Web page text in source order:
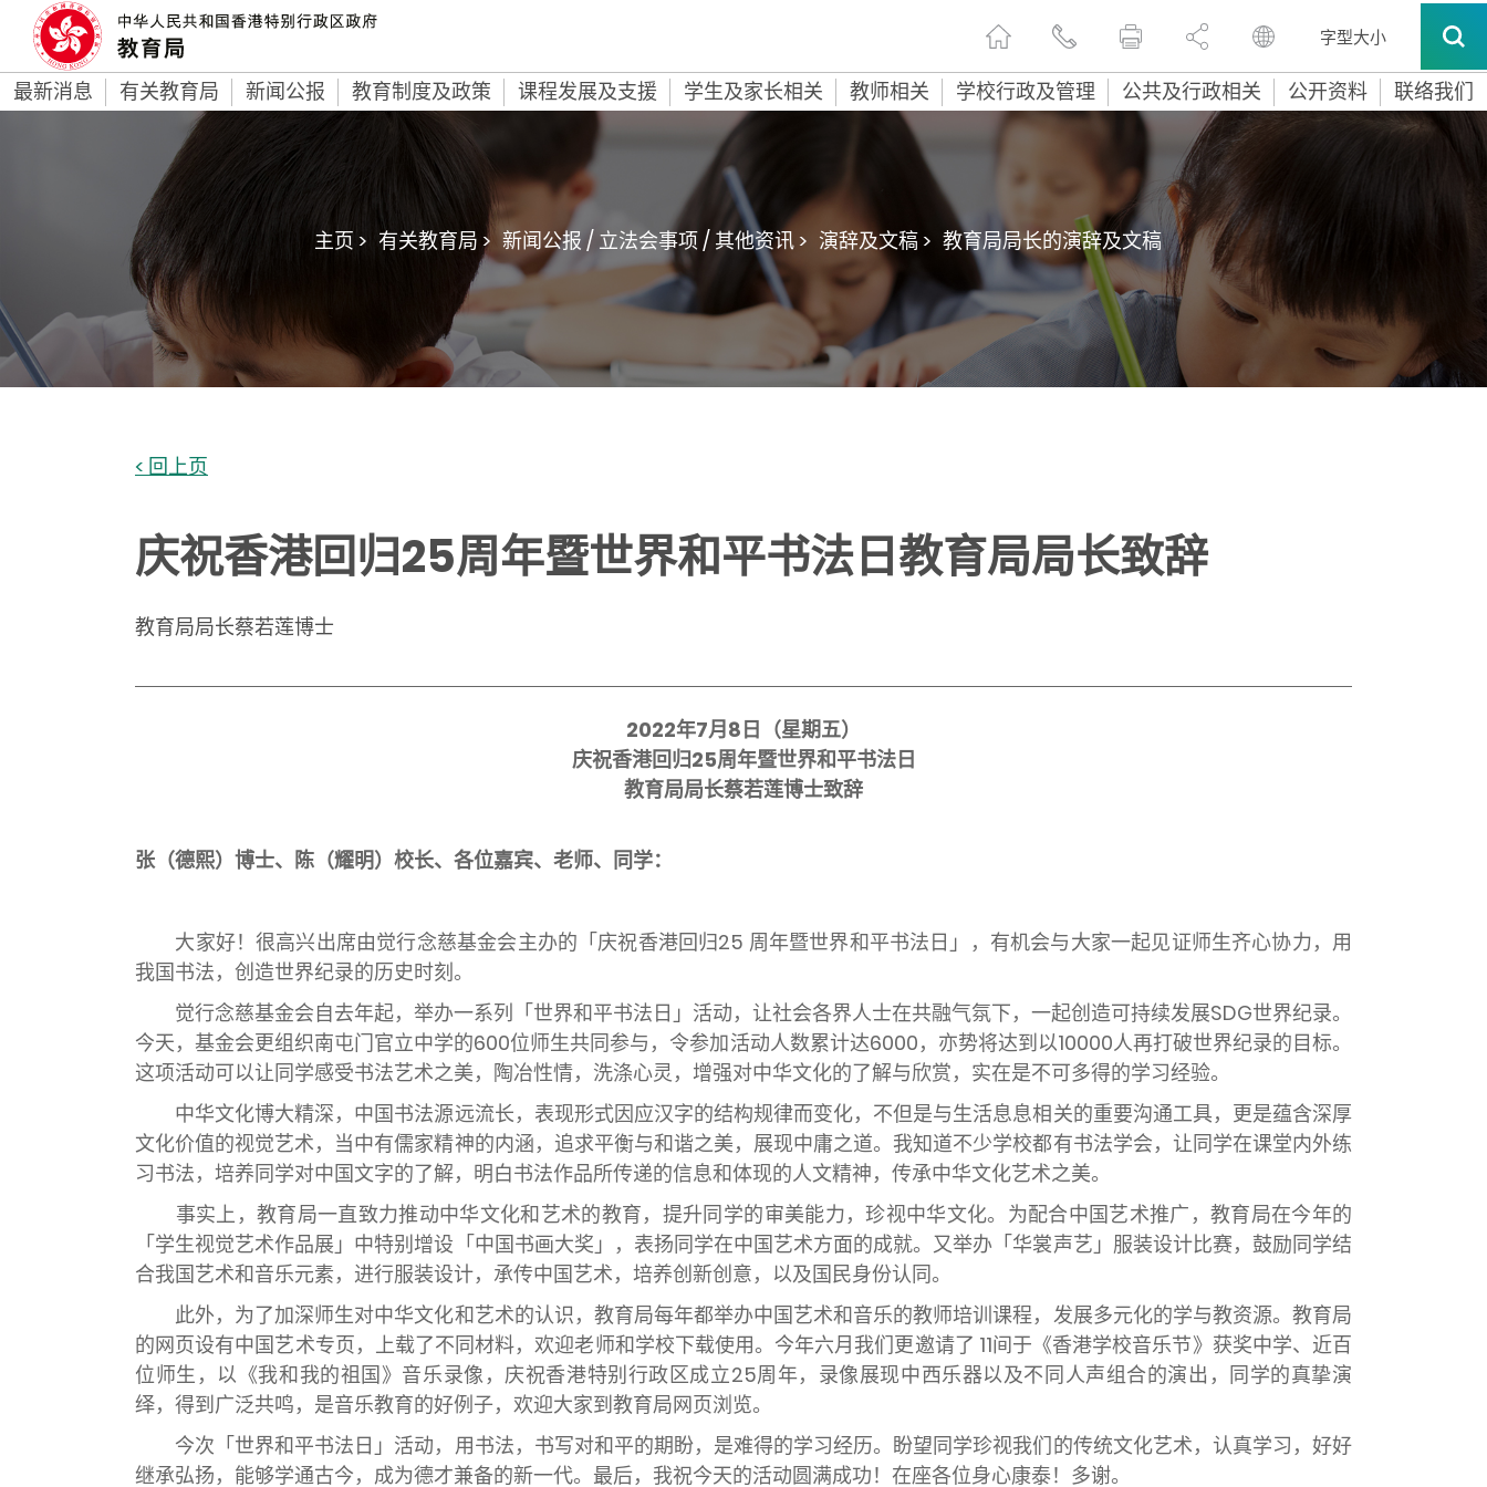
字型大小
最新消息 有关教育局 新闻公报 教育制度及政策 课程发展及支援 学生及家长相关 教师相关 学校行政及管理 公共及行政相关 公开资料 联络我们
主页 > 有关教育局 > 新闻公报 / 立法会事项 / 其他资讯 > 演辞及文稿 > 教育局局长的演辞及文稿
< 回上页
庆祝香港回归25周年暨世界和平书法日教育局局长致辞
教育局局长蔡若莲博士
2022年7月8日（星期五）
庆祝香港回归25周年暨世界和平书法日
教育局局长蔡若莲博士致辞
张（德熙）博士、陈（耀明）校长、各位嘉宾、老师、同学：
大家好！很高兴出席由觉行念慈基金会主办的「庆祝香港回归25 周年暨世界和平书法日」，有机会与大家一起见证师生齐心协力，用
我国书法，创造世界纪录的历史时刻。
觉行念慈基金会自去年起，举办一系列「世界和平书法日」活动，让社会各界人士在共融气氛下，一起创造可持续发展SDG世界纪录。
今天，基金会更组织南屯门官立中学的600位师生共同参与，令参加活动人数累计达6000，亦势将达到以10000人再打破世界纪录的目标。
这项活动可以让同学感受书法艺术之美，陶冶性情，洗涤心灵，增强对中华文化的了解与欣赏，实在是不可多得的学习经验。
中华文化博大精深，中国书法源远流长，表现形式因应汉字的结构规律而变化，不但是与生活息息相关的重要沟通工具，更是蕴含深厚
文化价值的视觉艺术，当中有儒家精神的内涵，追求平衡与和谐之美，展现中庸之道。我知道不少学校都有书法学会，让同学在课堂内外练
习书法，培养同学对中国文字的了解，明白书法作品所传递的信息和体现的人文精神，传承中华文化艺术之美。
事实上，教育局一直致力推动中华文化和艺术的教育，提升同学的审美能力，珍视中华文化。为配合中国艺术推广，教育局在今年的
「学生视觉艺术作品展」中特别增设「中国书画大奖」，表扬同学在中国艺术方面的成就。又举办「华裳声艺」服装设计比赛，鼓励同学结
合我国艺术和音乐元素，进行服装设计，承传中国艺术，培养创新创意，以及国民身份认同。
此外，为了加深师生对中华文化和艺术的认识，教育局每年都举办中国艺术和音乐的教师培训课程，发展多元化的学与教资源。教育局
的网页设有中国艺术专页，上载了不同材料，欢迎老师和学校下载使用。今年六月我们更邀请了 11间于《香港学校音乐节》获奖中学、近百
位师生，以《我和我的祖国》音乐录像，庆祝香港特别行政区成立25周年，录像展现中西乐器以及不同人声组合的演出，同学的真挚演
绎，得到广泛共鸣，是音乐教育的好例子，欢迎大家到教育局网页浏览。
今次「世界和平书法日」活动，用书法，书写对和平的期盼，是难得的学习经历。盼望同学珍视我们的传统文化艺术，认真学习，好好
继承弘扬，能够学通古今，成为德才兼备的新一代。最后，我祝今天的活动圆满成功！在座各位身心康泰！多谢。